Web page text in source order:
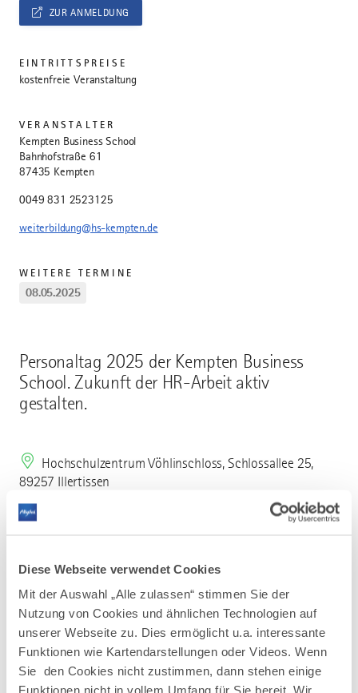
Diese Webseite verwendet Cookies
Mit der Auswahl „Alle zulassen“ stimmen Sie der
Nutzung von Cookies und ähnlichen Technologien auf
unserer Webseite zu. Dies ermöglicht u.a. interessante
Funktionen wie Kartendarstellungen oder Videos. Wenn
Sie den Cookies nicht zustimmen, dann stehen einige
Funktionen nicht in vollem Umfang für Sie bereit. Wir
Personaltag 2025 der Kempten Business
School. Zukunft der HR-Arbeit aktiv
gestalten.
Hochschulzentrum Vöhlinschloss, Schlossallee 25,
89257 Illertissen
Mehr erfahren
ZUR ANMELDUNG
EINTRITTSPREISE
kostenfreie Veranstaltung
VERANSTALTER
Kempten Business School
Bahnhofstraße 61
87435 Kempten
0049 831 2523125
weiterbildung@hs-kempten.de
WEITERE TERMINE
08.05.2025